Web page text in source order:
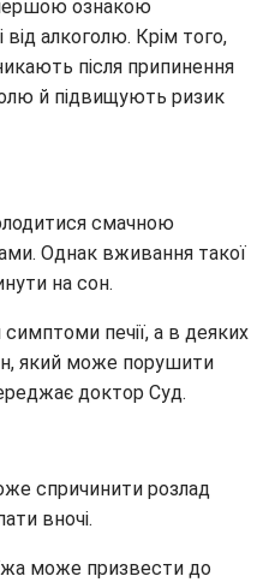
ознакою
алкоголю. Крім того,
після припинення
й підвищують ризик
смачною
Однак вживання такої
на сон.
печії, а в деяких
який може порушити
доктор Суд.
спричинити розлад
вночі.
може призвести до